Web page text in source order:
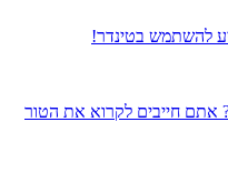
להשתמש בטינדר!
אתם חייבים לקרוא את הטור